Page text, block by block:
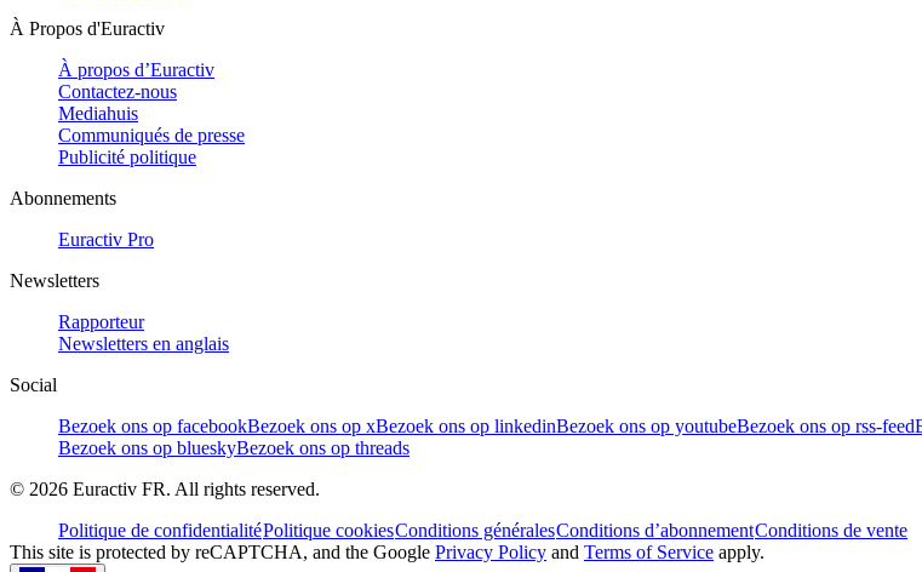
À Propos d'Euractiv
À propos d’Euractiv
Contactez-nous
Mediahuis
Communiqués de presse
Publicité politique
Abonnements
Euractiv Pro
Newsletters
Rapporteur
Newsletters en anglais
Social
Bezoek ons op facebookBezoek ons op xBezoek ons op linkedinBezoek ons op youtubeBezoek ons op rss-feed
Bezoek ons op blueskyBezoek ons op threads
© 2026 Euractiv FR. All rights reserved.
Politique de confidentialitéPolitique cookiesConditions généralesConditions d’abonnementConditions de vente
This site is protected by reCAPTCHA, and the Google Privacy Policy and Terms of Service apply.